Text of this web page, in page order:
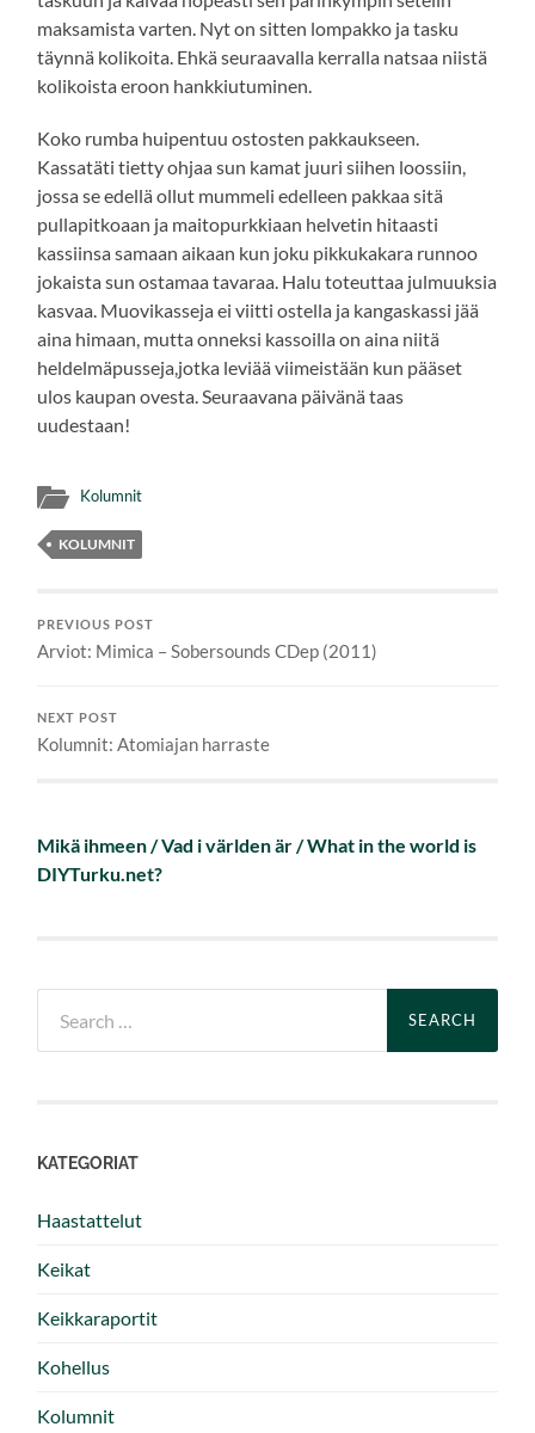
maksamista varten. Nyt on sitten lompakko ja tasku
täynnä kolikoita. Ehkä seuraavalla kerralla natsaa niistä
kolikoista eroon hankkiutuminen.
Koko rumba huipentuu ostosten pakkaukseen.
Kassatäti tietty ohjaa sun kamat juuri siihen loossiin,
jossa se edellä ollut mummeli edelleen pakkaa sitä
pullapitkoaan ja maitopurkkiaan helvetin hitaasti
kassiinsa samaan aikaan kun joku pikkukakara runnoo
jokaista sun ostamaa tavaraa. Halu toteuttaa julmuuksia
kasvaa. Muovikasseja ei viitti ostella ja kangaskassi jää
aina himaan, mutta onneksi kassoilla on aina niitä
heldelmäpusseja,jotka leviää viimeistään kun pääset
ulos kaupan ovesta. Seuraavana päivänä taas
uudestaan!
Kolumnit
KOLUMNIT
PREVIOUS POST
Arviot: Mimica – Sobersounds CDep (2011)
NEXT POST
Kolumnit: Atomiajan harraste
Mikä ihmeen / Vad i världen är / What in the world is
DIYTurku.net?
for:
KATEGORIAT
Haastattelut
Keikat
Keikkaraportit
Kohellus
Kolumnit